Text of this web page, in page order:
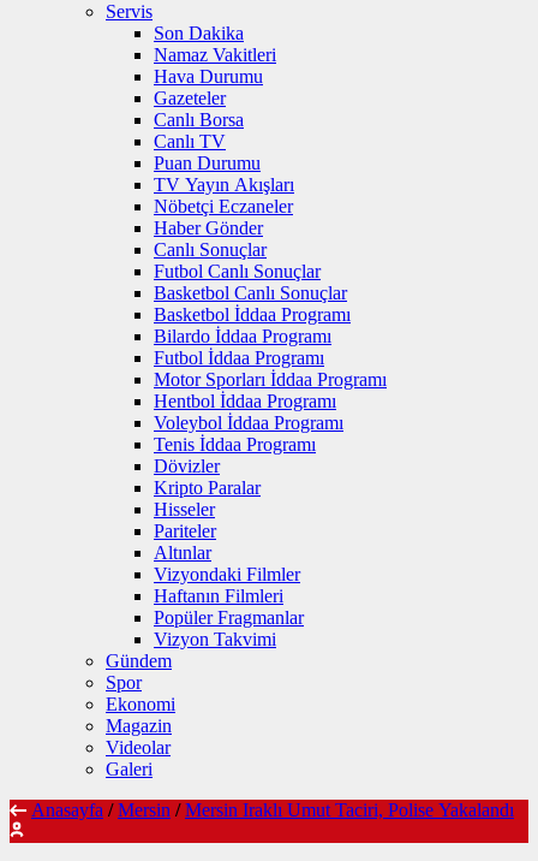
Servis
Son Dakika
Namaz Vakitleri
Hava Durumu
Gazeteler
Canlı Borsa
Canlı TV
Puan Durumu
TV Yayın Akışları
Nöbetçi Eczaneler
Haber Gönder
Canlı Sonuçlar
Futbol Canlı Sonuçlar
Basketbol Canlı Sonuçlar
Basketbol İddaa Programı
Bilardo İddaa Programı
Futbol İddaa Programı
Motor Sporları İddaa Programı
Hentbol İddaa Programı
Voleybol İddaa Programı
Tenis İddaa Programı
Dövizler
Kripto Paralar
Hisseler
Pariteler
Altınlar
Vizyondaki Filmler
Haftanın Filmleri
Popüler Fragmanlar
Vizyon Takvimi
Gündem
Spor
Ekonomi
Magazin
Videolar
Galeri
Anasayfa / Mersin / Mersin Iraklı Umut Taciri, Polise Yakalandı